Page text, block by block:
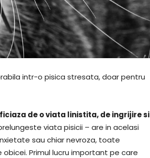
intr-o pisica stresata, doar pentru
de o viata linistita, de ingrijire si
viata pisicii – are in acelasi
sau chiar nevroza, toate
Primul lucru important pe care